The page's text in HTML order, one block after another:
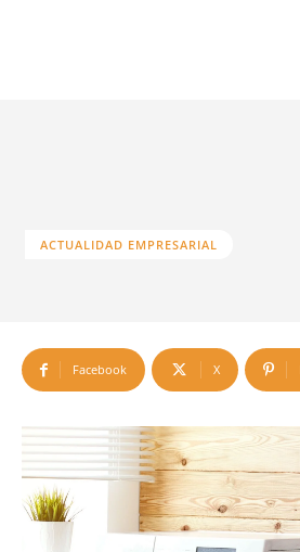
ACTUALIDAD EMPRESARIAL
Facebook X